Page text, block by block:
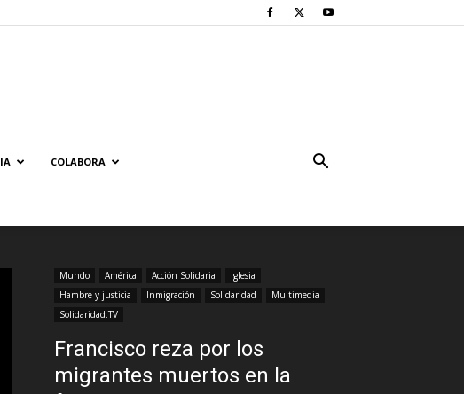
COLABORA
Mundo América Acción Solidaria
Iglesia
Hambre y justicia
Inmigración Solidaridad
Multimedia
Solidaridad.TV
Francisco reza por los
migrantes muertos en la